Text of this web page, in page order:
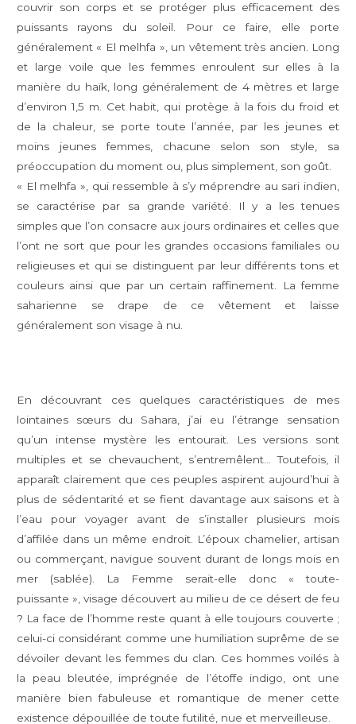
couvrir son corps et se protéger plus efficacement des
puissants rayons du soleil. Pour ce faire, elle porte
généralement « El melhfa », un vêtement très ancien. Long
et large voile que les femmes enroulent sur elles à la
manière du haïk, long généralement de 4 mètres et large
d’environ 1,5 m. Cet habit, qui protège à la fois du froid et
de la chaleur, se porte toute l’année, par les jeunes et
moins jeunes femmes, chacune selon son style, sa
préoccupation du moment ou, plus simplement, son goût.
« El melhfa », qui ressemble à s’y méprendre au sari indien,
se caractérise par sa grande variété. Il y a les tenues
simples que l’on consacre aux jours ordinaires et celles que
l’ont ne sort que pour les grandes occasions familiales ou
religieuses et qui se distinguent par leur différents tons et
couleurs ainsi que par un certain raffinement. La femme
saharienne se drape de ce vêtement et laisse
généralement son visage à nu.
En découvrant ces quelques caractéristiques de mes
lointaines sœurs du Sahara, j’ai eu l’étrange sensation
qu’un intense mystère les entourait. Les versions sont
multiples et se chevauchent, s’entremêlent… Toutefois, il
apparaît clairement que ces peuples aspirent aujourd’hui à
plus de sédentarité et se fient davantage aux saisons et à
l’eau pour voyager avant de s’installer plusieurs mois
d’affilée dans un même endroit. L’époux chamelier, artisan
ou commerçant, navigue souvent durant de longs mois en
mer (sablée). La Femme serait-elle donc « toute-
puissante », visage découvert au milieu de ce désert de feu
? La face de l’homme reste quant à elle toujours couverte ;
celui-ci considérant comme une humiliation suprême de se
dévoiler devant les femmes du clan. Ces hommes voilés à
la peau bleutée, imprégnée de l’étoffe indigo, ont une
manière bien fabuleuse et romantique de mener cette
existence dépouillée de toute futilité, nue et merveilleuse.